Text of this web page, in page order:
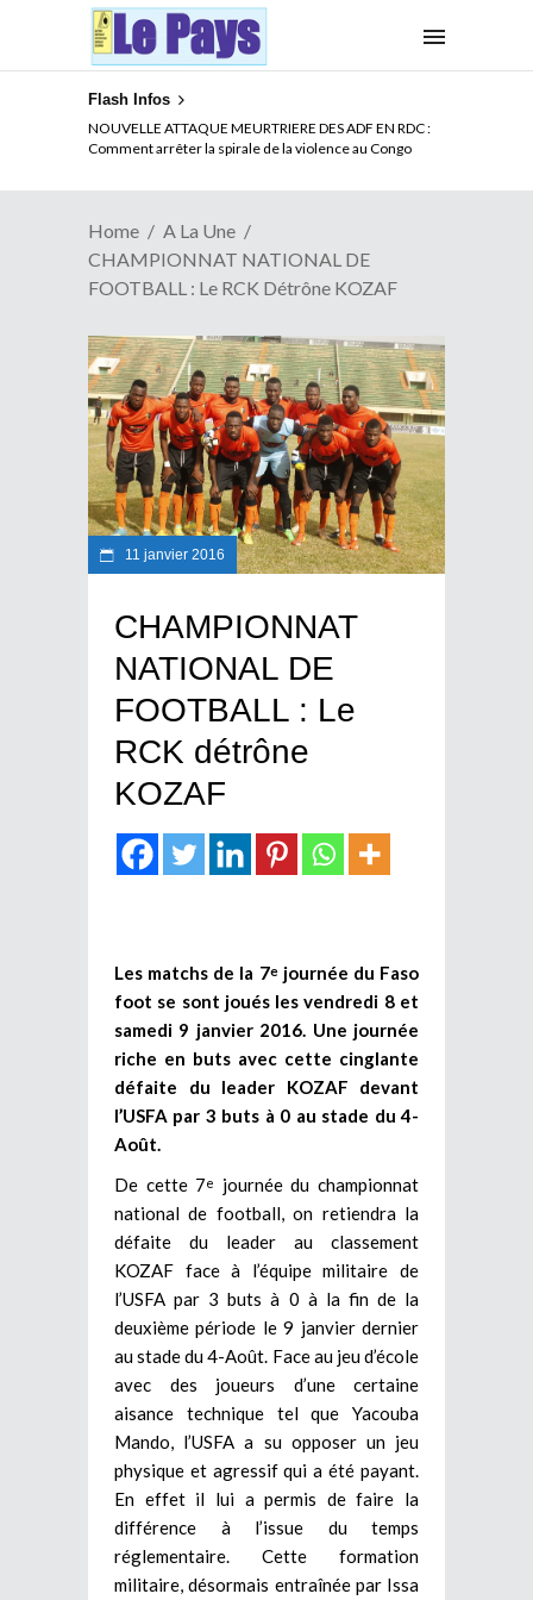
Flash Infos
NOUVELLE ATTAQUE MEURTRIERE DES ADF EN RDC :
Comment arrêter la spirale de la violence au Congo
LA CITE SANS VERTU
Home
A La Une
CHAMPIONNAT NATIONAL DE
FOOTBALL : Le RCK Détrône KOZAF
11 janvier 2016
CHAMPIONNAT
NATIONAL DE
FOOTBALL : Le
RCK détrône
KOZAF
Les matchs de la 7ejournée du Faso
foot se sont joués les vendredi 8 et
samedi 9 janvier 2016. Une journée
riche en buts avec cette cinglante
défaite du leader KOZAF devant
l’USFA par 3 buts à 0 au stade du 4-
Août.
De cette 7e
journée du championnat
national de football, on retiendra la
défaite du leader au classement
KOZAF face à l’équipe militaire de
l’USFA par 3 buts à 0 à la fin de la
deuxième période le 9 janvier dernier
au stade du 4-Août. Face au jeu d’école
avec des joueurs d’une certaine
aisance technique tel que Yacouba
Mando, l’USFA a su opposer un jeu
physique et agressif qui a été payant.
En effet il lui a permis de faire la
différence à l’issue du temps
réglementaire. Cette formation
militaire, désormais entraînée par Issa